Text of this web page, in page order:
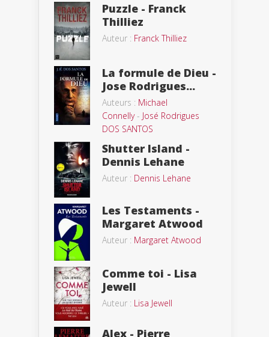
Puzzle - Franck
Thilliez
Auteur : Franck Thilliez
La formule de Dieu -
Jose Rodrigues...
Auteurs : Michael
Connelly- José Rodrigues
DOS SANTOS
Shutter Island -
Dennis Lehane
Auteur : Dennis Lehane
Les Testaments -
Margaret Atwood
Auteur : Margaret Atwood
Comme toi - Lisa
Jewell
Auteur : Lisa Jewell
Alex - Pierre